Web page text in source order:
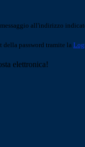
all'indirizzo
della password tramite la
elettronica!